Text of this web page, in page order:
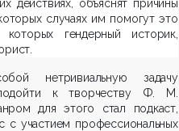
действиях, объяснят причины
случаях им помогут это
гендерный историк,
нетривиальную задачу
к творчеству Ф. М.
для этого стал подкаст,
участием профессиональных